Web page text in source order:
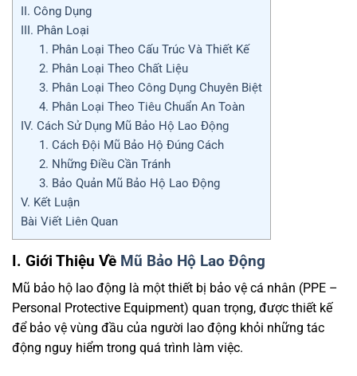
II. Công Dụng
III. Phân Loại
1. Phân Loại Theo Cấu Trúc Và Thiết Kế
2. Phân Loại Theo Chất Liệu
3. Phân Loại Theo Công Dụng Chuyên Biệt
4. Phân Loại Theo Tiêu Chuẩn An Toàn
IV. Cách Sử Dụng Mũ Bảo Hộ Lao Động
1. Cách Đội Mũ Bảo Hộ Đúng Cách
2. Những Điều Cần Tránh
3. Bảo Quản Mũ Bảo Hộ Lao Động
V. Kết Luận
Bài Viết Liên Quan
I. Giới Thiệu Về Mũ Bảo Hộ Lao Động
Mũ bảo hộ lao động là một thiết bị bảo vệ cá nhân (PPE –
Personal Protective Equipment) quan trọng, được thiết kế
để bảo vệ vùng đầu của người lao động khỏi những tác
động nguy hiểm trong quá trình làm việc.